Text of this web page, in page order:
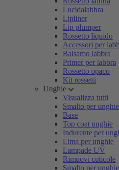
Lucidalabbra
Lipliner
Lip plumper
Rossetto liquido
Accessori per
Balsamo labbra
Primer per labbra
Rossetto opaco
Kit rossetti
Unghie
Visualizza tutti
Smalto per unghie
Base
Top coat unghie
Indurente per
Lima per unghie
Lampade UV
Rimuovi cuticole
Smalto per unghie